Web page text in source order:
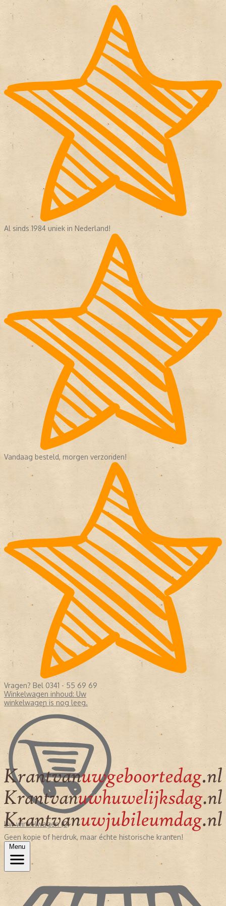
Al sinds 1984 uniek in Nederland!
Vandaag besteld, morgen verzonden!
Vragen? Bel 0341 - 55 69 69
Winkelwagen inhoud: Uw
winkelwagen is nog leeg.
Uw winkelwagen (0)
Geen kopie of herdruk, maar échte historische kranten!
Menu